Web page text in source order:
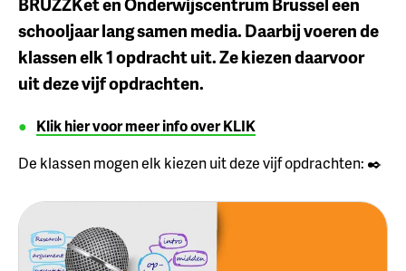
schooljaar lang samen media. Daarbij voeren de
klassen elk 1 opdracht uit. Ze kiezen daarvoor
uit deze vijf opdrachten.
Klik hier voor meer info over KLIK
De klassen mogen elk kiezen uit deze vijf opdrachten: ✒️